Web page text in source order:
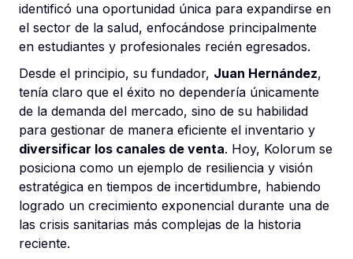
identificó una oportunidad única para expandirse en
el sector de la salud, enfocándose principalmente
en estudiantes y profesionales recién egresados.
Desde el principio, su fundador, Juan Hernández,
tenía claro que el éxito no dependería únicamente
de la demanda del mercado, sino de su habilidad
para gestionar de manera eficiente el inventario y
diversificar los canales de venta. Hoy, Kolorum se
posiciona como un ejemplo de resiliencia y visión
estratégica en tiempos de incertidumbre, habiendo
logrado un crecimiento exponencial durante una de
las crisis sanitarias más complejas de la historia
reciente.